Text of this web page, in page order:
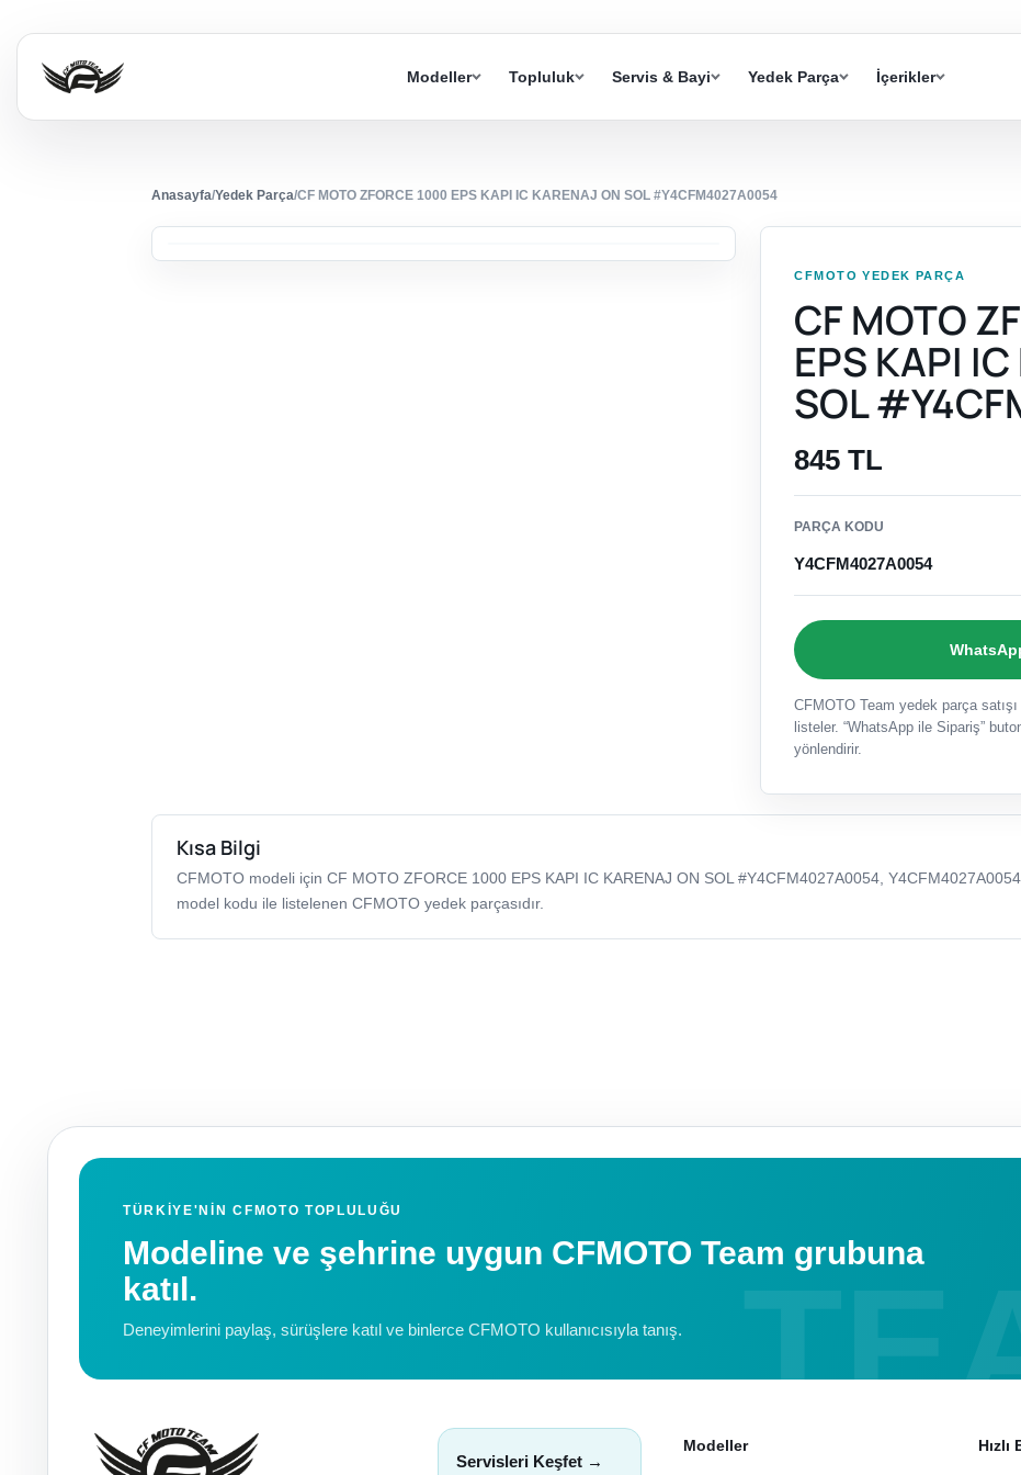
Modeller Topluluk Servis & Bayi Yedek Parça İçerikler
Anasayfa/Yedek Parça/CF MOTO ZFORCE 1000 EPS KAPI IC KARENAJ ON SOL #Y4CFM4027A0054
CFMOTO YEDEK PARÇA
CF MOTO
EPS KAPI
SOL
845 TL
PARÇA KODU
Y4CFM4027A0054
CFMOTO Team yedek parça
listeler. “WhatsApp ile Sipariş”
yönlendirir.
Kısa Bilgi
CFMOTO modeli için CF MOTO ZFORCE 1000 EPS KAPI IC KARENAJ ON SOL #Y4CFM4027A0054, Y4CFM4027A0054
model kodu ile listelenen CFMOTO yedek parçasıdır.
TÜRKIYE'NIN CFMOTO TOPLULUĞU
Modeline ve şehrine uygun CFMOTO Team grubuna
katıl.
Deneyimlerini paylaş, sürüşlere katıl ve binlerce CFMOTO kullanıcısıyla tanış.
Servisleri Keşfet →
Modeller Hızlı